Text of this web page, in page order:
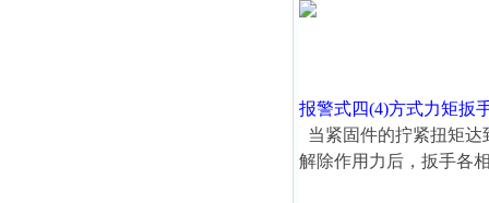
报警式四(4)方式力矩扳
当紧固件的拧紧扭矩达
解除作用力后，扳手各